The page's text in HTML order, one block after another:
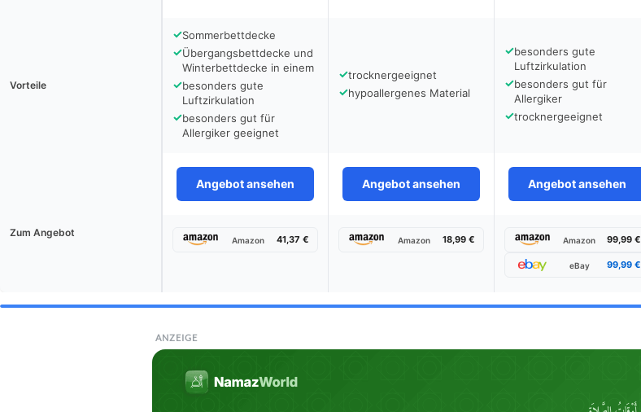
Vorteile
✓Sommerbettdecke
✓Übergangsbettdecke und
Winterbettdecke in einem
✓besonders gute
Luftzirkulation
✓besonders gut für
Allergiker geeignet
✓trocknergeeignet
✓hypoallergenes Material
✓besonders gute
Luftzirkulation
✓besonders gut für
Allergiker
✓trocknergeeignet
Angebot ansehen Angebot ansehen Angebot ansehen
Zum Angebot
Amazon 41,37 € Amazon 18,99 € Amazon 99,99 €
eBay 99,99 €
ANZEIGE